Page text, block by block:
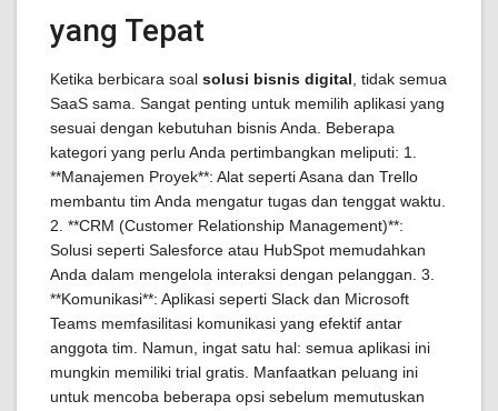
yang Tepat
Ketika berbicara soal solusi bisnis digital , tidak semua
SaaS sama. Sangat penting untuk memilih aplikasi yang
sesuai dengan kebutuhan bisnis Anda. Beberapa
kategori yang perlu Anda pertimbangkan meliputi: 1.
**Manajemen Proyek**: Alat seperti Asana dan Trello
membantu tim Anda mengatur tugas dan tenggat waktu.
2. **CRM (Customer Relationship Management)**:
Solusi seperti Salesforce atau HubSpot memudahkan
Anda dalam mengelola interaksi dengan pelanggan. 3.
**Komunikasi**: Aplikasi seperti Slack dan Microsoft
Teams memfasilitasi komunikasi yang efektif antar
anggota tim. Namun, ingat satu hal: semua aplikasi ini
mungkin memiliki trial gratis. Manfaatkan peluang ini
untuk mencoba beberapa opsi sebelum memutuskan